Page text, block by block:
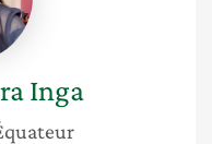
Inga